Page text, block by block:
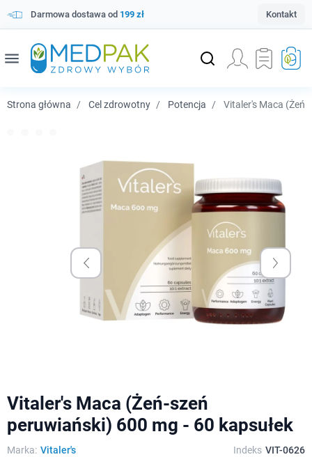
Darmowa dostawa od 199 zł Kontakt
menu
Strona główna Cel zdrowotny Potencja Vitaler's Maca (Żeń-
Vitaler's Maca (Żeń-szeń
peruwiański) 600 mg - 60 kapsułek
Marka: Vitaler's Indeks VIT-0626